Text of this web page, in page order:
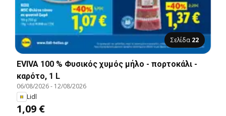
Σελίδα 22
EVIVA 100 % Φυσικός χυμός μήλο - πορτοκάλι -
καρότο, 1 L
06/08/2026- 12/08/2026
Lidl
1,09 €